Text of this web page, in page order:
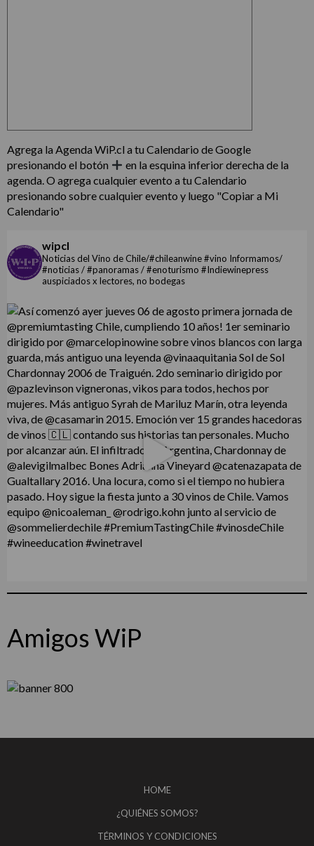
Agrega la Agenda WiP.cl a tu Calendario de Google
presionando el botón
en la esquina inferior derecha de la
agenda. O agrega cualquier evento a tu Calendario
presionando sobre cualquier evento y luego "Copiar a Mi
Calendario"
wipcl
Noticias del Vino de Chile/#chileanwine #vino Informamos/
#noticias / #panoramas / #enoturismo #Indiewinepress
auspiciados x lectores, no bodegas
Amigos WiP
HOME
¿QUIÉNES SOMOS?
TÉRMINOS Y CONDICIONES